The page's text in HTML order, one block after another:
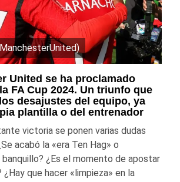
United se ha proclamado
FA Cup 2024. Un triunfo que
desajustes del equipo, ya
plantilla o del entrenador
victoria se ponen varias dudas
acabó la «era Ten Hag» o
¿Es el momento de apostar
que hacer «limpieza» en la